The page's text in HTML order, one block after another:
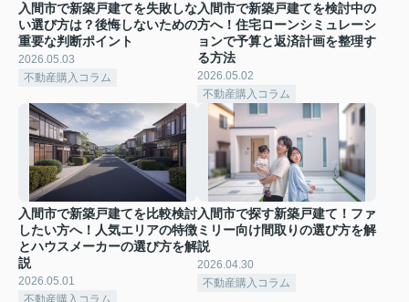
入間市で新築戸建てを失敗しな
い選び方は？後悔しないための
重要な判断ポイント
2026.05.03
不動産購入コラム
入間市で新築戸建てを検討中の
方へ！住宅ローンシミュレーシ
ョンで予算と返済計画を整理す
る方法
2026.05.02
不動産購入コラム
入間市で新築戸建てを比較検討
したい方へ！人気エリアの特徴
とハウスメーカーの選び方を解
説
2026.05.01
不動産購入コラム
入間市で探す新築戸建て！ファ
ミリー向け間取りの選び方を解
説
2026.04.30
不動産購入コラム